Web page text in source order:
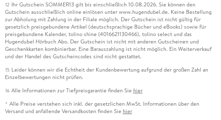
12 Ihr Gutschein SOMMER13 gilt bis einschließlich 10.08.2026. Sie können den
Gutschein ausschließlich online einlösen unter www.hugendubel.de. Keine Bestellung
zur Abholung mit Zahlung in der Filiale möglich. Der Gutschein ist nicht gültig für
gesetzlich preisgebundene Artikel (deutschsprachige Bücher und eBooks) sowie für
preisgebundene Kalender, tolino shine (4016621130466), tolino select und das
Hugendubel Hörbuch Abo. Der Gutschein ist nicht mit anderen Gutscheinen und
Geschenkkarten kombinierbar. Eine Barauszahlung ist nicht möglich. Ein Weiterverkauf
und der Handel des Gutscheincodes sind nicht gestattet.
15 Leider können wir die Echtheit der Kundenbewertung aufgrund der großen Zahl an
Einzelbewertungen nicht prüfen.
16 Alle Informationen zur Tiefpreisgarantie finden Sie hier
* Alle Preise verstehen sich inkl. der gesetzlichen MwSt. Informationen über den
Versand und anfallende Versandkosten finden Sie hier